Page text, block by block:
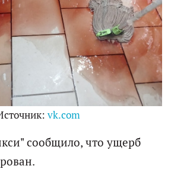
vk.com
сообщило, что ущерб